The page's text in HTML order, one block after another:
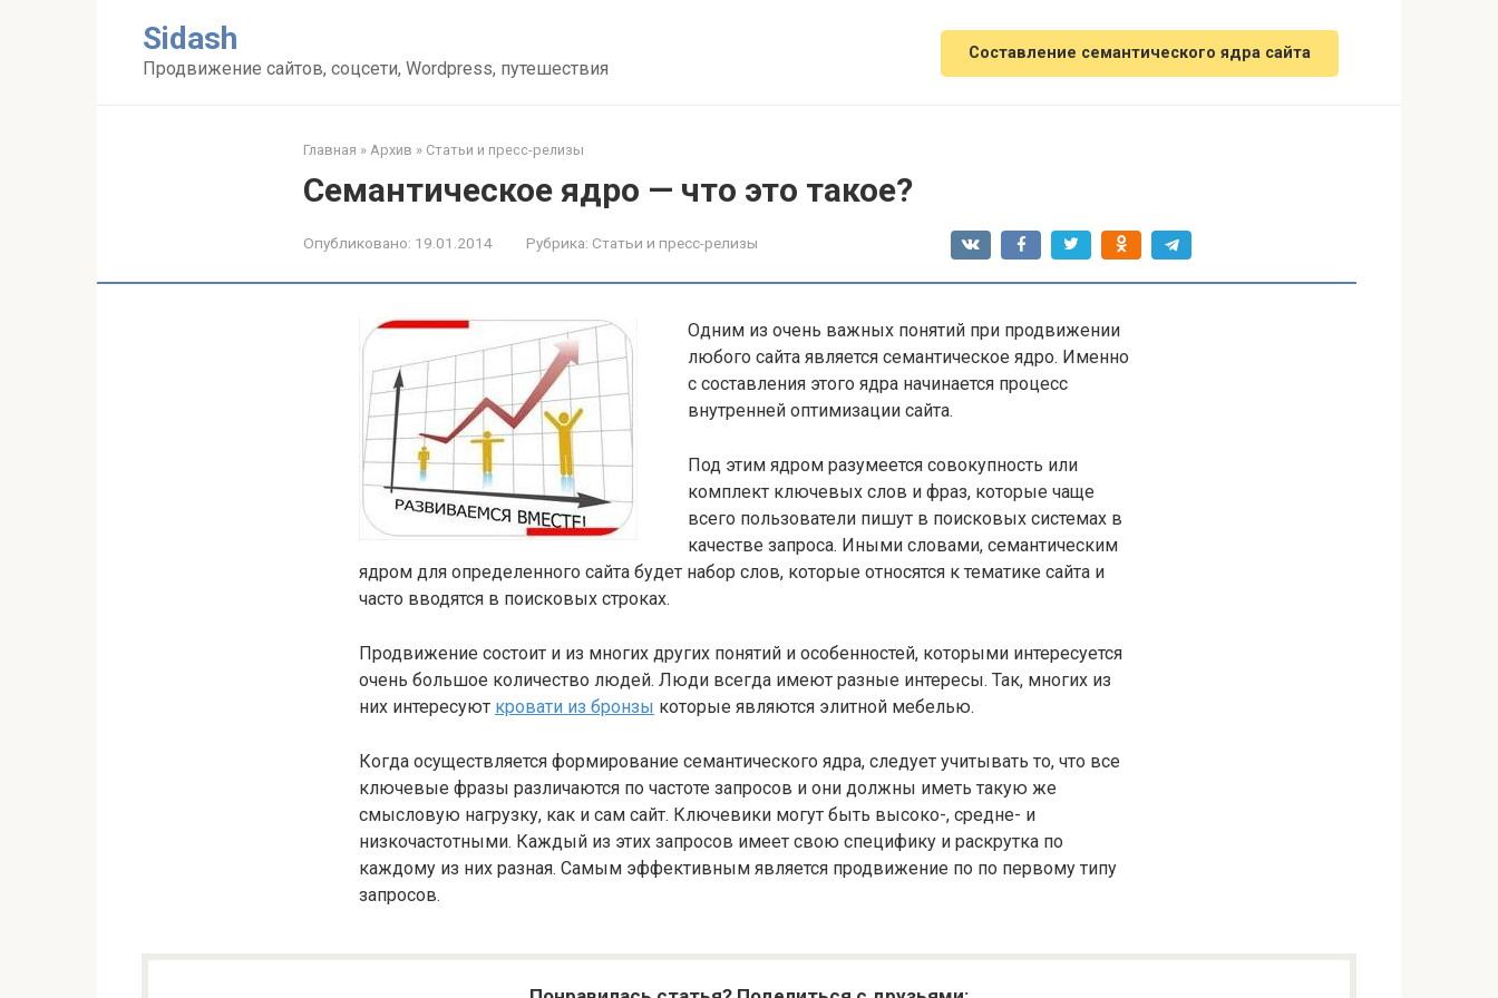
Sidash
Продвижение сайтов, соцсети, Wordpress, путешествия
Составление семантического ядра сайта
Главная » Архив » Статьи и пресс-релизы
Семантическое ядро — что это такое?
Опубликовано: 19.01.2014 Рубрика: Статьи и пресс-релизы
Одним из очень важных понятий при продвижении
любого сайта является семантическое ядро. Именно
с составления этого ядра начинается процесс
внутренней оптимизации сайта.
Под этим ядром разумеется совокупность или
комплект ключевых слов и фраз, которые чаще
всего пользователи пишут в поисковых системах в
качестве запроса. Иными словами, семантическим
ядром для определенного сайта будет набор слов, которые относятся к тематике сайта и
часто вводятся в поисковых строках.
Продвижение состоит и из многих других понятий и особенностей, которыми интересуется
очень большое количество людей. Люди всегда имеют разные интересы. Так, многих из
них интересуют кровати из бронзы которые являются элитной мебелью.
Когда осуществляется формирование семантического ядра, следует учитывать то, что все
ключевые фразы различаются по частоте запросов и они должны иметь такую же
смысловую нагрузку, как и сам сайт. Ключевики могут быть высоко-, средне- и
низкочастотными. Каждый из этих запросов имеет свою специфику и раскрутка по
каждому из них разная. Самым эффективным является продвижение по по первому типу
запросов.